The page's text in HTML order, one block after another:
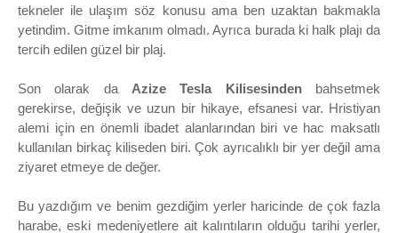
tekneler ile ulaşım söz konusu ama ben uzaktan bakmakla
yetindim. Gitme imkanım olmadı. Ayrıca burada ki halk plajı da
tercih edilen güzel bir plaj.
Son olarak da Azize Tesla Kilisesindenbahsetmek
gerekirse, değişik ve uzun bir hikaye, efsanesi var. Hristiyan
alemi için en önemli ibadet alanlarından biri ve hac maksatlı
kullanılan birkaç kiliseden biri. Çok ayrıcalıklı bir yer değil ama
ziyaret etmeye de değer.
Bu yazdığım ve benim gezdiğim yerler haricinde de çok fazla
harabe, eski medeniyetlere ait kalıntıların olduğu tarihi yerler,